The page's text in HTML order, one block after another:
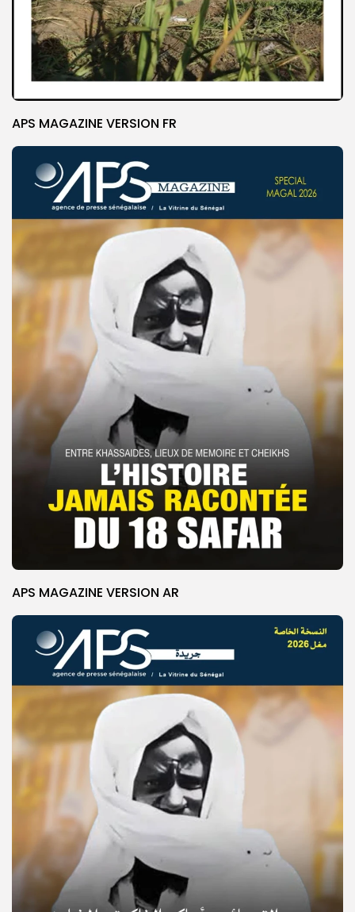
© Copyright 2025, APS
APS MAGAZINE VERSION FR
APS MAGAZINE VERSION AR